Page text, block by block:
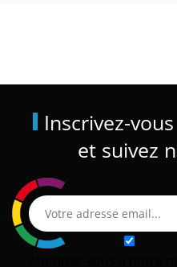
Inscrivez-
et suivez